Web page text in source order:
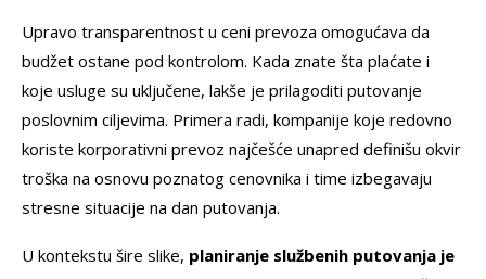
Upravo transparentnost u ceni prevoza omogućava da
budžet ostane pod kontrolom. Kada znate šta plaćate i
koje usluge su uključene, lakše je prilagoditi putovanje
poslovnim ciljevima. Primera radi, kompanije koje redovno
koriste korporativni prevoz najčešće unapred definišu okvir
troška na osnovu poznatog cenovnika i time izbegavaju
stresne situacije na dan putovanja.
U kontekstu šire slike, planiranje službenih putovanja je